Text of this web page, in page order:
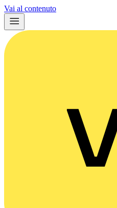
Vai al contenuto